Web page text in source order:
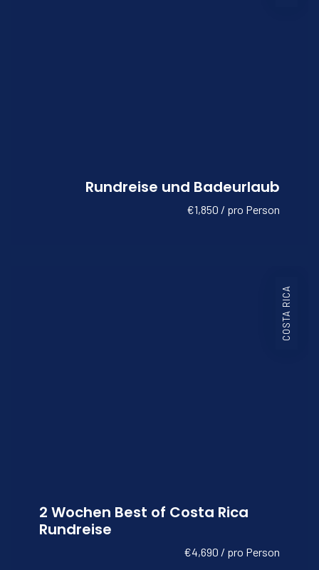
Rundreise und Badeurlaub
€1,850 / pro Person
COSTA RICA
2 Wochen Best of Costa Rica
Rundreise
€4,690 / pro Person